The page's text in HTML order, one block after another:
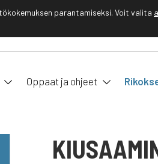
Oppaat ja ohjeet
parantamiseksi. Voit valita